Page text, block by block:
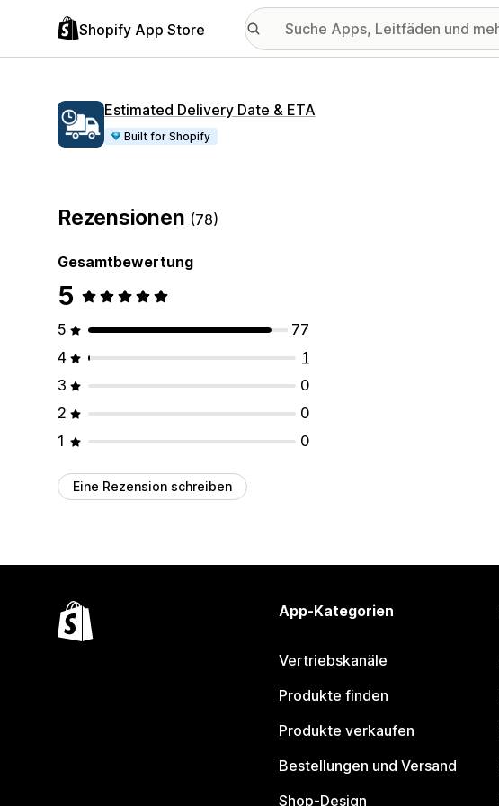
Shopify App Store
Estimated Delivery Date & ETA
Built for Shopify
Rezensionen (78)
Gesamtbewertung
5
5
77
4
1
3
0
2
0
1
0
Eine Rezension schreiben
App-Kategorien
Vertriebskanäle
Produkte finden
Produkte verkaufen
Bestellungen und Versand
Shop-Design